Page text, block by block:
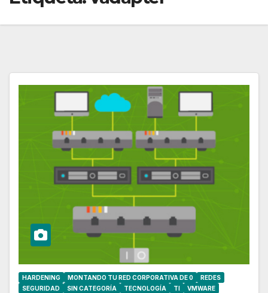
HARDENING MONTANDO TU RED CORPORATIVA DE 0
REDES
SEGURIDAD
SIN CATEGORÍA TECNOLOGÍA TI VMWARE